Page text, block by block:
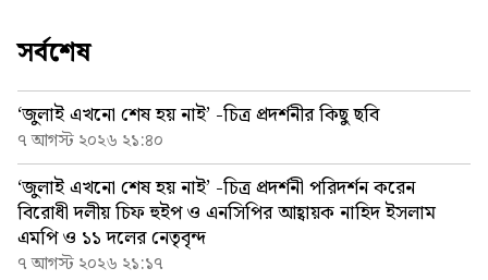
সর্বশেষ
‘জুলাই এখনো শেষ হয় নাই’ -চিত্র প্রদর্শনীর কিছু ছবি
৭ আগস্ট ২০২৬ ২১:৪০
‘জুলাই এখনো শেষ হয় নাই’ -চিত্র প্রদর্শনী পরিদর্শন করেন
বিরোধী দলীয় চিফ হুইপ ও এনসিপির আহ্বায়ক নাহিদ ইসলাম
এমপি ও ১১ দলের নেতৃবৃন্দ
৭ আগস্ট ২০২৬ ২১:১৭